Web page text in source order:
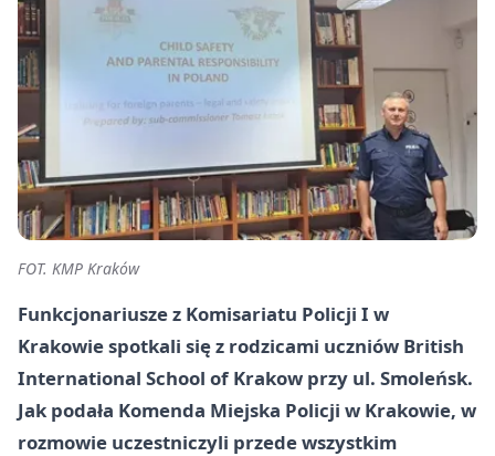
FOT. KMP Kraków
Funkcjonariusze z Komisariatu Policji I w
Krakowie spotkali się z rodzicami uczniów British
International School of Krakow przy ul. Smoleńsk.
Jak podała Komenda Miejska Policji w Krakowie, w
rozmowie uczestniczyli przede wszystkim